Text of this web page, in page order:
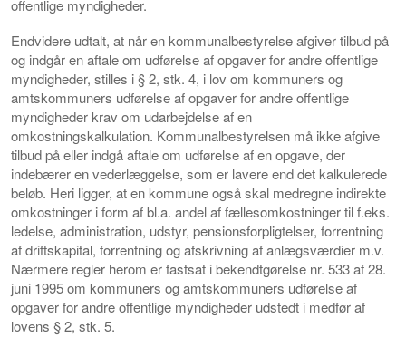
offentlige myndigheder.
Endvidere udtalt, at når en kommunalbestyrelse afgiver tilbud på
og indgår en aftale om udførelse af opgaver for andre offentlige
myndigheder, stilles i § 2, stk. 4, i lov om kommuners og
amtskommuners udførelse af opgaver for andre offentlige
myndigheder krav om udarbejdelse af en
omkostningskalkulation. Kommunalbestyrelsen må ikke afgive
tilbud på eller indgå aftale om udførelse af en opgave, der
indebærer en vederlæggelse, som er lavere end det kalkulerede
beløb. Heri ligger, at en kommune også skal medregne indirekte
omkostninger i form af bl.a. andel af fællesomkostninger til f.eks.
ledelse, administration, udstyr, pensionsforpligtelser, forrentning
af driftskapital, forrentning og afskrivning af anlægsværdier m.v.
Nærmere regler herom er fastsat i bekendtgørelse nr. 533 af 28.
juni 1995 om kommuners og amtskommuners udførelse af
opgaver for andre offentlige myndigheder udstedt i medfør af
lovens § 2, stk. 5.